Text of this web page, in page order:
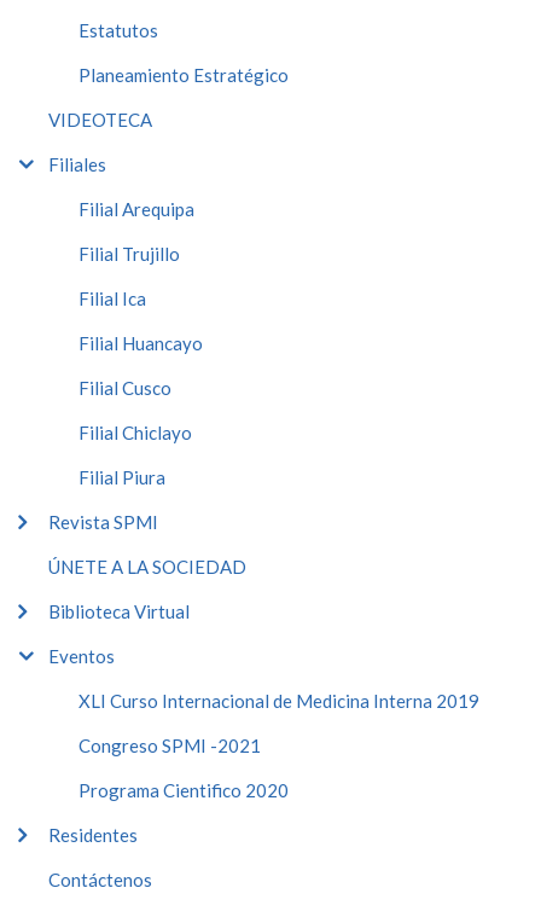
Estatutos
Planeamiento Estratégico
VIDEOTECA
Filiales
Filial Arequipa
Filial Trujillo
Filial Ica
Filial Huancayo
Filial Cusco
Filial Chiclayo
Filial Piura
Revista SPMI
ÚNETE A LA SOCIEDAD
Biblioteca Virtual
Eventos
XLI Curso Internacional de Medicina Interna 2019
Congreso SPMI -2021
Programa Cientifico 2020
Residentes
Contáctenos